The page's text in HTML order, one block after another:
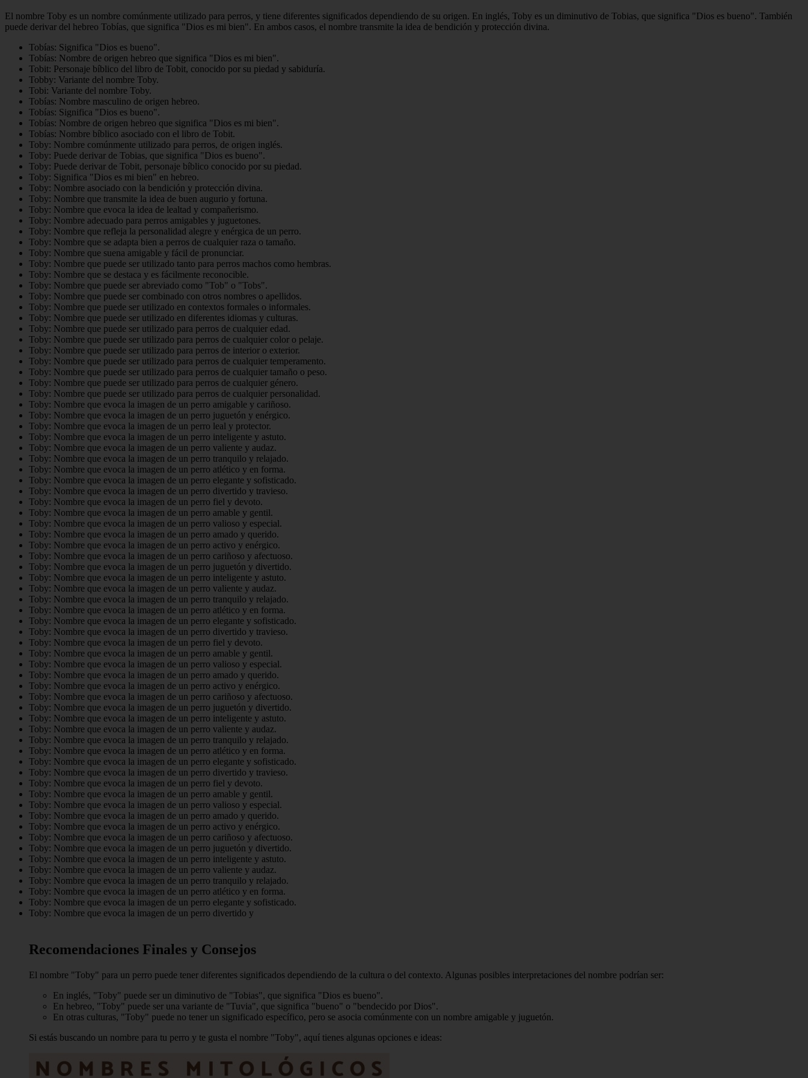
El nombre Toby es un nombre comúnmente utilizado para perros, y tiene diferentes significados dependiendo de su origen. En inglés, Toby es un diminutivo de Tobias, que significa "Dios es bueno". También
puede derivar del hebreo Tobías, que significa "Dios es mi bien". En ambos casos, el nombre transmite la idea de bendición y protección divina.
Tobías: Significa "Dios es bueno".
Tobías: Nombre de origen hebreo que significa "Dios es mi bien".
Tobit: Personaje bíblico del libro de Tobit, conocido por su piedad y sabiduría.
Tobby: Variante del nombre Toby.
Tobi: Variante del nombre Toby.
Tobías: Nombre masculino de origen hebreo.
Tobías: Significa "Dios es bueno".
Tobías: Nombre de origen hebreo que significa "Dios es mi bien".
Tobías: Nombre bíblico asociado con el libro de Tobit.
Toby: Nombre comúnmente utilizado para perros, de origen inglés.
Toby: Puede derivar de Tobias, que significa "Dios es bueno".
Toby: Puede derivar de Tobit, personaje bíblico conocido por su piedad.
Toby: Significa "Dios es mi bien" en hebreo.
Toby: Nombre asociado con la bendición y protección divina.
Toby: Nombre que transmite la idea de buen augurio y fortuna.
Toby: Nombre que evoca la idea de lealtad y compañerismo.
Toby: Nombre adecuado para perros amigables y juguetones.
Toby: Nombre que refleja la personalidad alegre y enérgica de un perro.
Toby: Nombre que se adapta bien a perros de cualquier raza o tamaño.
Toby: Nombre que suena amigable y fácil de pronunciar.
Toby: Nombre que puede ser utilizado tanto para perros machos como hembras.
Toby: Nombre que se destaca y es fácilmente reconocible.
Toby: Nombre que puede ser abreviado como "Tob" o "Tobs".
Toby: Nombre que puede ser combinado con otros nombres o apellidos.
Toby: Nombre que puede ser utilizado en contextos formales o informales.
Toby: Nombre que puede ser utilizado en diferentes idiomas y culturas.
Toby: Nombre que puede ser utilizado para perros de cualquier edad.
Toby: Nombre que puede ser utilizado para perros de cualquier color o pelaje.
Toby: Nombre que puede ser utilizado para perros de interior o exterior.
Toby: Nombre que puede ser utilizado para perros de cualquier temperamento.
Toby: Nombre que puede ser utilizado para perros de cualquier tamaño o peso.
Toby: Nombre que puede ser utilizado para perros de cualquier género.
Toby: Nombre que puede ser utilizado para perros de cualquier personalidad.
Toby: Nombre que evoca la imagen de un perro amigable y cariñoso.
Toby: Nombre que evoca la imagen de un perro juguetón y enérgico.
Toby: Nombre que evoca la imagen de un perro leal y protector.
Toby: Nombre que evoca la imagen de un perro inteligente y astuto.
Toby: Nombre que evoca la imagen de un perro valiente y audaz.
Toby: Nombre que evoca la imagen de un perro tranquilo y relajado.
Toby: Nombre que evoca la imagen de un perro atlético y en forma.
Toby: Nombre que evoca la imagen de un perro elegante y sofisticado.
Toby: Nombre que evoca la imagen de un perro divertido y travieso.
Toby: Nombre que evoca la imagen de un perro fiel y devoto.
Toby: Nombre que evoca la imagen de un perro amable y gentil.
Toby: Nombre que evoca la imagen de un perro valioso y especial.
Toby: Nombre que evoca la imagen de un perro amado y querido.
Toby: Nombre que evoca la imagen de un perro activo y enérgico.
Toby: Nombre que evoca la imagen de un perro cariñoso y afectuoso.
Toby: Nombre que evoca la imagen de un perro juguetón y divertido.
Toby: Nombre que evoca la imagen de un perro inteligente y astuto.
Toby: Nombre que evoca la imagen de un perro valiente y audaz.
Toby: Nombre que evoca la imagen de un perro tranquilo y relajado.
Toby: Nombre que evoca la imagen de un perro atlético y en forma.
Toby: Nombre que evoca la imagen de un perro elegante y sofisticado.
Toby: Nombre que evoca la imagen de un perro divertido y travieso.
Toby: Nombre que evoca la imagen de un perro fiel y devoto.
Toby: Nombre que evoca la imagen de un perro amable y gentil.
Toby: Nombre que evoca la imagen de un perro valioso y especial.
Toby: Nombre que evoca la imagen de un perro amado y querido.
Toby: Nombre que evoca la imagen de un perro activo y enérgico.
Toby: Nombre que evoca la imagen de un perro cariñoso y afectuoso.
Toby: Nombre que evoca la imagen de un perro juguetón y divertido.
Toby: Nombre que evoca la imagen de un perro inteligente y astuto.
Toby: Nombre que evoca la imagen de un perro valiente y audaz.
Toby: Nombre que evoca la imagen de un perro tranquilo y relajado.
Toby: Nombre que evoca la imagen de un perro atlético y en forma.
Toby: Nombre que evoca la imagen de un perro elegante y sofisticado.
Toby: Nombre que evoca la imagen de un perro divertido y travieso.
Toby: Nombre que evoca la imagen de un perro fiel y devoto.
Toby: Nombre que evoca la imagen de un perro amable y gentil.
Toby: Nombre que evoca la imagen de un perro valioso y especial.
Toby: Nombre que evoca la imagen de un perro amado y querido.
Toby: Nombre que evoca la imagen de un perro activo y enérgico.
Toby: Nombre que evoca la imagen de un perro cariñoso y afectuoso.
Toby: Nombre que evoca la imagen de un perro juguetón y divertido.
Toby: Nombre que evoca la imagen de un perro inteligente y astuto.
Toby: Nombre que evoca la imagen de un perro valiente y audaz.
Toby: Nombre que evoca la imagen de un perro tranquilo y relajado.
Toby: Nombre que evoca la imagen de un perro atlético y en forma.
Toby: Nombre que evoca la imagen de un perro elegante y sofisticado.
Toby: Nombre que evoca la imagen de un perro divertido y
Recomendaciones Finales y Consejos
El nombre "Toby" para un perro puede tener diferentes significados dependiendo de la cultura o del contexto. Algunas posibles interpretaciones del nombre podrían ser:
En inglés, "Toby" puede ser un diminutivo de "Tobias", que significa "Dios es bueno".
En hebreo, "Toby" puede ser una variante de "Tuvia", que significa "bueno" o "bendecido por Dios".
En otras culturas, "Toby" puede no tener un significado específico, pero se asocia comúnmente con un nombre amigable y juguetón.
Si estás buscando un nombre para tu perro y te gusta el nombre "Toby", aquí tienes algunas opciones e ideas: